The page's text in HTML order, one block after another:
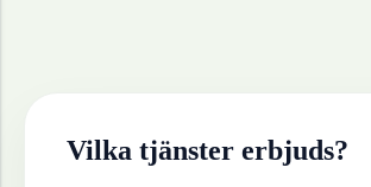
Vilka tjänster erbjuds?